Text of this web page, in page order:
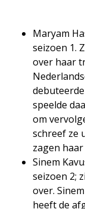
Maryam
seizoen 1.
over haar
speelde
om
schreef ze
zagen
Sinem
seizoen 2;
over.
heeft de